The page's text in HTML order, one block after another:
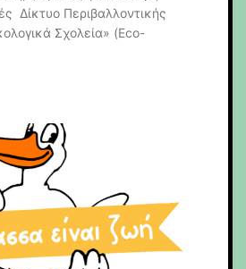
Δίκτυο Περιβαλλοντικής
Σχολεία» (Eco-